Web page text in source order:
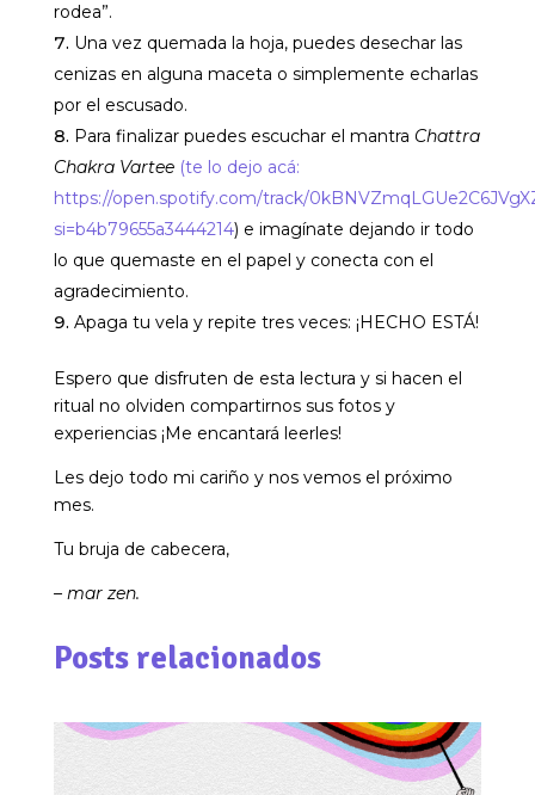
rodea”.
Una vez quemada la hoja, puedes desechar las
cenizas en alguna maceta o simplemente echarlas
por el escusado.
Para finalizar puedes escuchar el mantra Chattra
Chakra Vartee (te lo dejo acá:
https://open.spotify.com/track/
si=b4b79655a3444214) e imagínate dejando ir todo
lo que quemaste en el papel y conecta con el
agradecimiento.
Apaga tu vela y repite tres veces: ¡HECHO ESTÁ!
Espero que disfruten de esta lectura y si hacen el
ritual no olviden compartirnos sus fotos y
experiencias ¡Me encantará leerles!
Les dejo todo mi cariño y nos vemos el próximo
mes.
Tu bruja de cabecera,
– mar zen.
Posts relacionados